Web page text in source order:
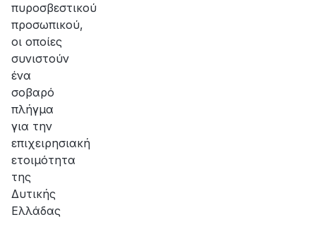
πυροσβεστικού
προσωπικού,
οι οποίες
συνιστούν
ένα
σοβαρό
πλήγμα
για την
επιχειρησιακή
ετοιμότητα
της
Δυτικής
Ελλάδας